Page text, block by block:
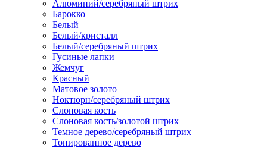
Алюминий/серебряный штрих
Барокко
Белый
Белый/кристалл
Белый/серебряный штрих
Гусиные лапки
Жемчуг
Красный
Матовое золото
Ноктюрн/серебряный штрих
Слоновая кость
Слоновая кость/золотой штрих
Темное дерево/серебряный штрих
Тонированное дерево